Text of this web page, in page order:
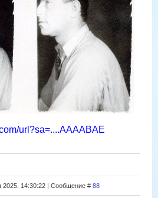
url?sa=....AAAABAE
2025, 14:30:22 | Сообщение # 88